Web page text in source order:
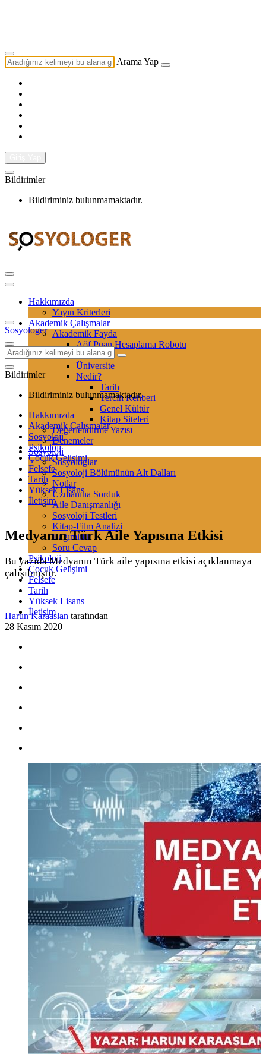
Arama Yap
Bildirimler
Bildiriminiz bulunmamaktadır.
Hakkımızda
Yayın Kriterleri
Akademik Çalışmalar
Akademik Fayda
Aöf Puan Hesaplama Robotu
Sertifika
Üniversite
Nedir?
Tarih
Tercih Rehberi
Genel Kültür
Kitap Siteleri
Değerlendirme Yazısı
Denemeler
Sosyoloji
Sosyologlar
Sosyoloji Bölümünün Alt Dalları
Notlar
Uzmanına Sorduk
Aile Danışmanlığı
Sosyoloji Testleri
Kitap-Film Analizi
Bağımlılık
Soru Cevap
Psikoloji
Çocuk Gelişimi
Felsefe
Tarih
Yüksek Lisans
İletişim
Sosyologer
Bildirimler
Bildiriminiz bulunmamaktadır.
Hakkımızda
Akademik Çalışmalar
Sosyoloji
Psikoloji
Çocuk Gelişimi
Felsefe
Tarih
Yüksek Lisans
İletişim
Medyanın Türk Aile Yapısına Etkisi
Bu yazıda Medyanın Türk aile yapısına etkisi açıklanmaya
çalışılmıştır.
Harun Karaaslan tarafından
28 Kasım 2020